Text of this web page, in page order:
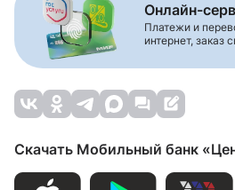
Онлайн-
Платежи и
интернет, заказ
Скачать Мобильный банк